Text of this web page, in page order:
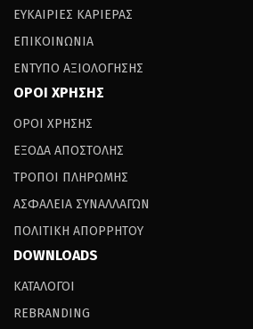
ΕΥΚΑΙΡΙΕΣ ΚΑΡΙΕΡΑΣ
ΕΠΙΚΟΙΝΩΝΙΑ
ΕΝΤΥΠΟ ΑΞΙΟΛΟΓΗΣΗΣ
ΟΡΟΙ ΧΡΗΣΗΣ
ΟΡΟΙ ΧΡΗΣΗΣ
ΕΞΟΔΑ ΑΠΟΣΤΟΛΗΣ
ΤΡΟΠΟΙ ΠΛΗΡΩΜΗΣ
ΑΣΦΑΛΕΙΑ ΣΥΝΑΛΛΑΓΩΝ
ΠΟΛΙΤΙΚΗ ΑΠΟΡΡΗΤΟΥ
DOWNLOADS
ΚΑΤΑΛΟΓΟΙ
REBRANDING